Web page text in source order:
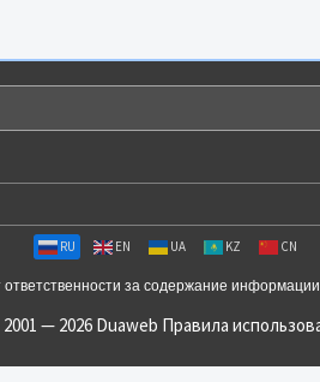
RU EN UA KZ CN
за содержание
— 2026 Duaweb Правила